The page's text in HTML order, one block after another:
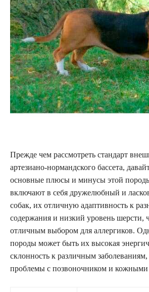
Прежде чем рассмотреть стандарт
артезиано-нормандского бассета,
основные плюсы и минусы этой
включают в себя дружелюбный и
собак, их отличную адаптивность к
содержания и низкий уровень шерсти,
отличным выбором для аллергиков.
породы может быть их высокая
склонность к различным
проблемы с позвоночником и кожными